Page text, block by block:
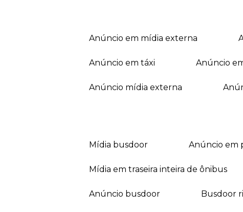
anúncio em mídia externa
anúncio em táxi anúncio
anúncio mídia externa
mídia busdoor anúncio
mídia em traseira inteira de ônibus
anúncio busdoor busdoor